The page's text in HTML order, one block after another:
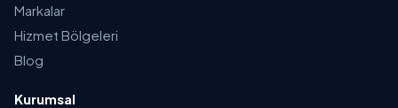
Markalar
Hizmet Bölgeleri
Blog
Kurumsal